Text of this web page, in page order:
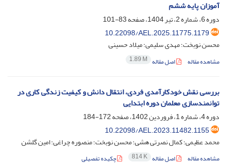
آموزان پایه ششم
دوره 6، شماره 2، تیر 1404، صفحه
83-101
10.22098/AEL.2025.11775.1179
محسن نوبخت؛ مهدی سلیمی؛ میلاد حسینی
مشاهده مقاله اصل مقاله 1.89 M
بررسی نقش خودکارآمدی فردی، انتقال دانش و کیفیت زندگی کاری در
توانمندسازی معلمان دوره ابتدایی
دوره 4، شماره 1، فروردین 1402، صفحه
172-184
10.22098/AEL.2023.11482.1155
محمد عظیمی؛ کمال نصرتی هشی؛ محسن نوبخت؛ منصوره چراغی؛ امین گلشن
مشاهده مقاله اصل مقاله 814 K چکیده تفصیلی